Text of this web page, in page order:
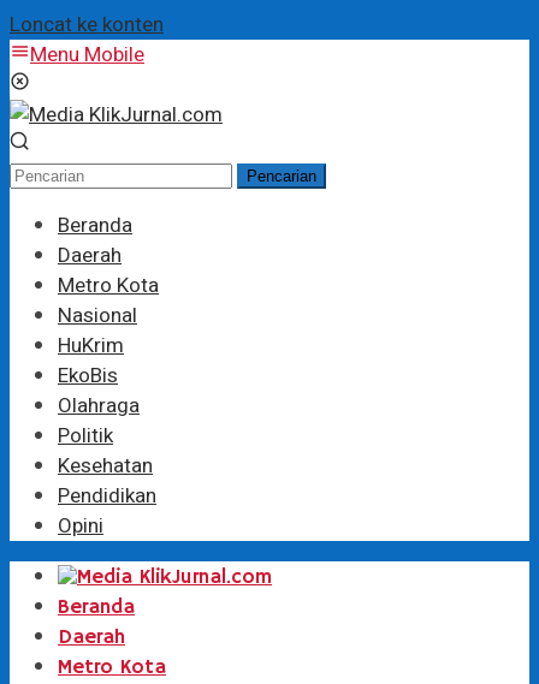
Loncat ke konten
Menu Mobile
Pencarian
Beranda
Daerah
Metro Kota
Nasional
HuKrim
EkoBis
Olahraga
Politik
Kesehatan
Pendidikan
Opini
Beranda
Daerah
Metro Kota